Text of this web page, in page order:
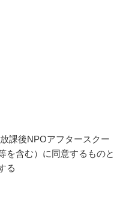
課後NPOアフタースクー
を含む）に同意するものと
る